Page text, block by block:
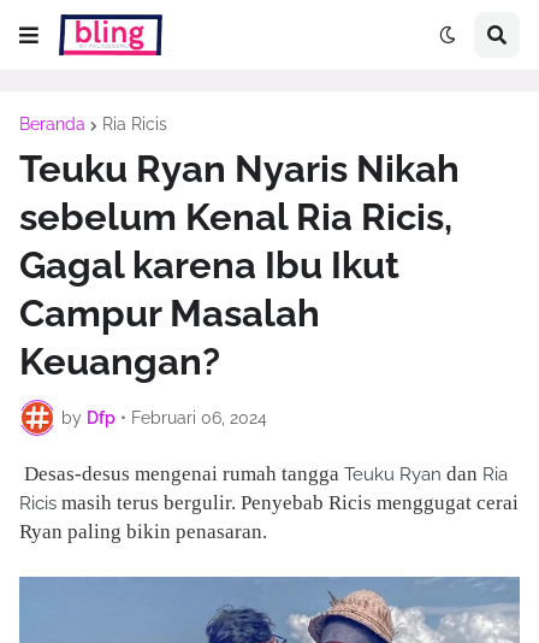
Beranda Ria Ricis
Teuku Ryan Nyaris Nikah
sebelum Kenal Ria Ricis,
Gagal karena Ibu Ikut
Campur Masalah
Keuangan?
by Dfp • Februari 06, 2024
Desas-desus mengenai rumah tangga Teuku Ryan dan Ria
Ricis masih terus bergulir. Penyebab Ricis menggugat cerai
Ryan paling bikin penasaran.